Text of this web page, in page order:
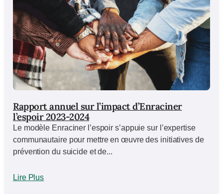
Rapport annuel sur l’impact d’Enraciner
l’espoir 2023-2024
Le modèle Enraciner l’espoir s’appuie sur l’expertise
communautaire pour mettre en œuvre des initiatives de
prévention du suicide et de...
Lire Plus